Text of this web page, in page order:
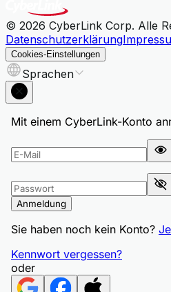
© 2026 CyberLink Corp. Alle
Datenschutzerklärung
Cookies-Einstellungen
Sprachen